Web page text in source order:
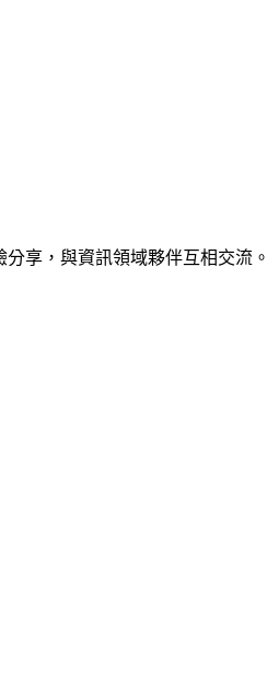
享，與資訊領域夥伴互相交流